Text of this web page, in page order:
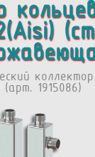
(арт. 1915086)